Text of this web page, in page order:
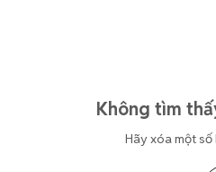
Không tìm
Hãy xóa một